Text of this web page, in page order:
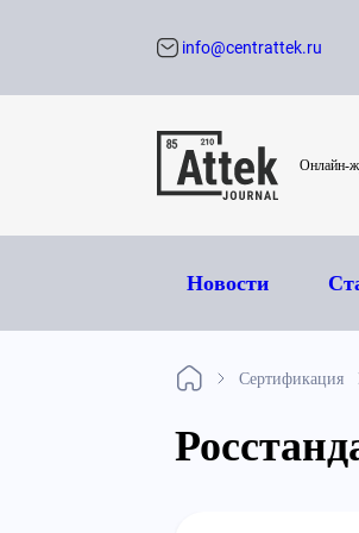
info@centrattek.ru
Онлайн-
Новости
Сертификация